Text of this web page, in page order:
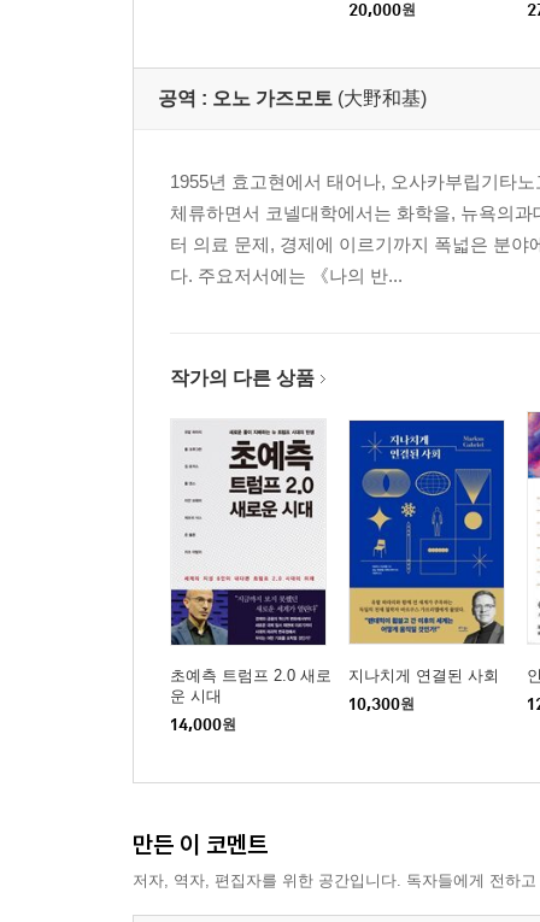
20,000원
공역 : 오노 가즈모토 (大野和基)
1955년 효고현에서 태어나, 오사카부립기타
체류하면서 코넬대학에서는 화학을, 뉴욕의
터 의료 문제, 경제에 이르기까지 폭넓은 분
다. 주요저서에는 《나의 반...
작가의 다른 상품
초예측 트럼프 2.0 새로
운 시대
14,000원
지나치게 연결된 사회
10,300원
만든 이 코멘트
저자, 역자, 편집자를 위한 공간입니다. 독자들에게 전하